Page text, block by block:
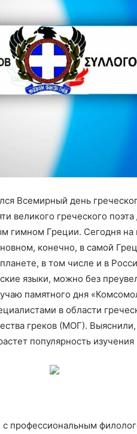
Всемирный день
великого греческого
гимном Греции. Сегодня на
конечно, в самой
в том числе и в
языки, можно без
памятного дня
в области
греков (МОГ).
популярность изучения
профессиональным